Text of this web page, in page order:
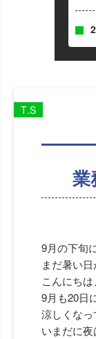
業
T.S
9月の下旬
まだ暑い日
こんにちは
9月も20日
涼しくな
いまだに